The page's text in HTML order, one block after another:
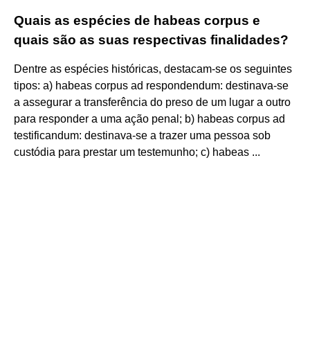
Quais as espécies de habeas corpus e
quais são as suas respectivas finalidades?
Dentre as espécies históricas, destacam-se os seguintes
tipos: a) habeas corpus ad respondendum: destinava-se
a assegurar a transferência do preso de um lugar a outro
para responder a uma ação penal; b) habeas corpus ad
testificandum: destinava-se a trazer uma pessoa sob
custódia para prestar um testemunho; c) habeas ...